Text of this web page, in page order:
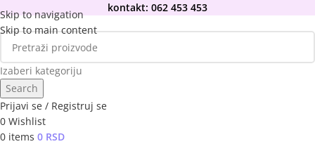
Skip to navigation
Skip to main content
kontakt: 062 453 453
Izaberi kategoriju
Search
Prijavi se / Registruj se
0 Wishlist
0 items 0 RSD